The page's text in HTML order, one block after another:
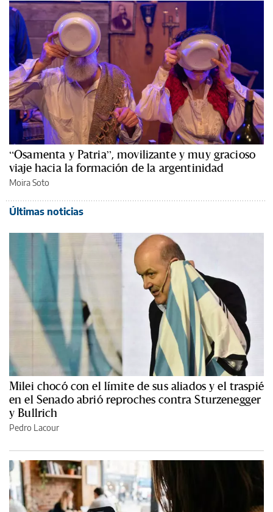
“Osamenta y Patria”, movilizante y muy gracioso
viaje hacia la formación de la argentinidad
Moira Soto
Últimas noticias
Milei chocó con el límite de sus aliados y el traspié
en el Senado abrió reproches contra Sturzenegger
y Bullrich
Pedro Lacour